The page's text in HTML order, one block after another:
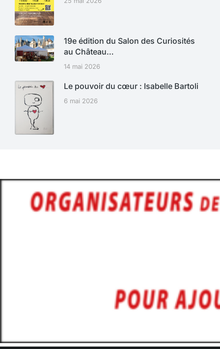
19e édition du Salon des Curiosités
au Château…
14 mai 2026
Le pouvoir du cœur : Isabelle Bartoli
6 mai 2026